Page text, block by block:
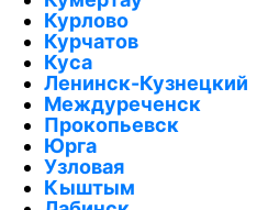
Курлово
Курчатов
Куса
Ленинск-Кузнецкий
Междуреченск
Прокопьевск
Юрга
Узловая
Кыштым